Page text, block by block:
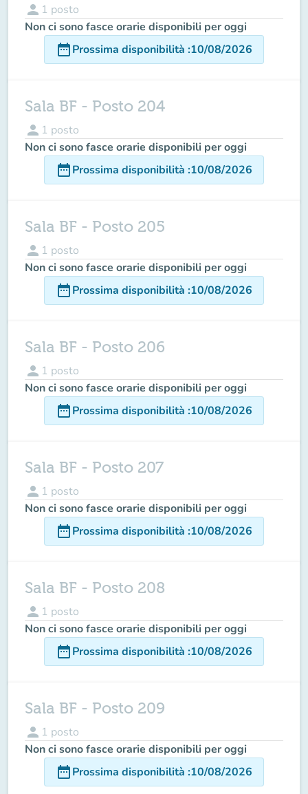
person 1 posto
Non ci sono fasce orarie disponibili per oggi
date_rangeProssima disponibilità :10/08/2026
Sala BF - Posto 204
person 1 posto
Non ci sono fasce orarie disponibili per oggi
date_rangeProssima disponibilità :10/08/2026
Sala BF - Posto 205
person 1 posto
Non ci sono fasce orarie disponibili per oggi
date_rangeProssima disponibilità :10/08/2026
Sala BF - Posto 206
person 1 posto
Non ci sono fasce orarie disponibili per oggi
date_rangeProssima disponibilità :10/08/2026
Sala BF - Posto 207
person 1 posto
Non ci sono fasce orarie disponibili per oggi
date_rangeProssima disponibilità :10/08/2026
Sala BF - Posto 208
person 1 posto
Non ci sono fasce orarie disponibili per oggi
date_rangeProssima disponibilità :10/08/2026
Sala BF - Posto 209
person 1 posto
Non ci sono fasce orarie disponibili per oggi
date_rangeProssima disponibilità :10/08/2026